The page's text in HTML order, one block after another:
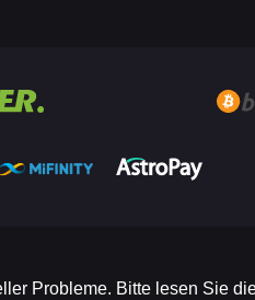
Probleme. Bitte lesen Sie